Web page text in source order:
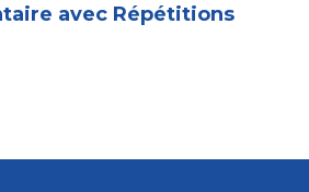
avec Répétitions